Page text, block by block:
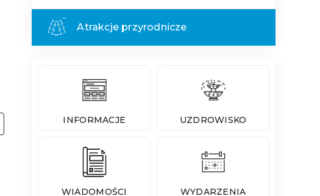
Atrakcje przyrodnicze
INFORMACJE UZDROWISKO
WIADOMOŚCI WYDARZENIA